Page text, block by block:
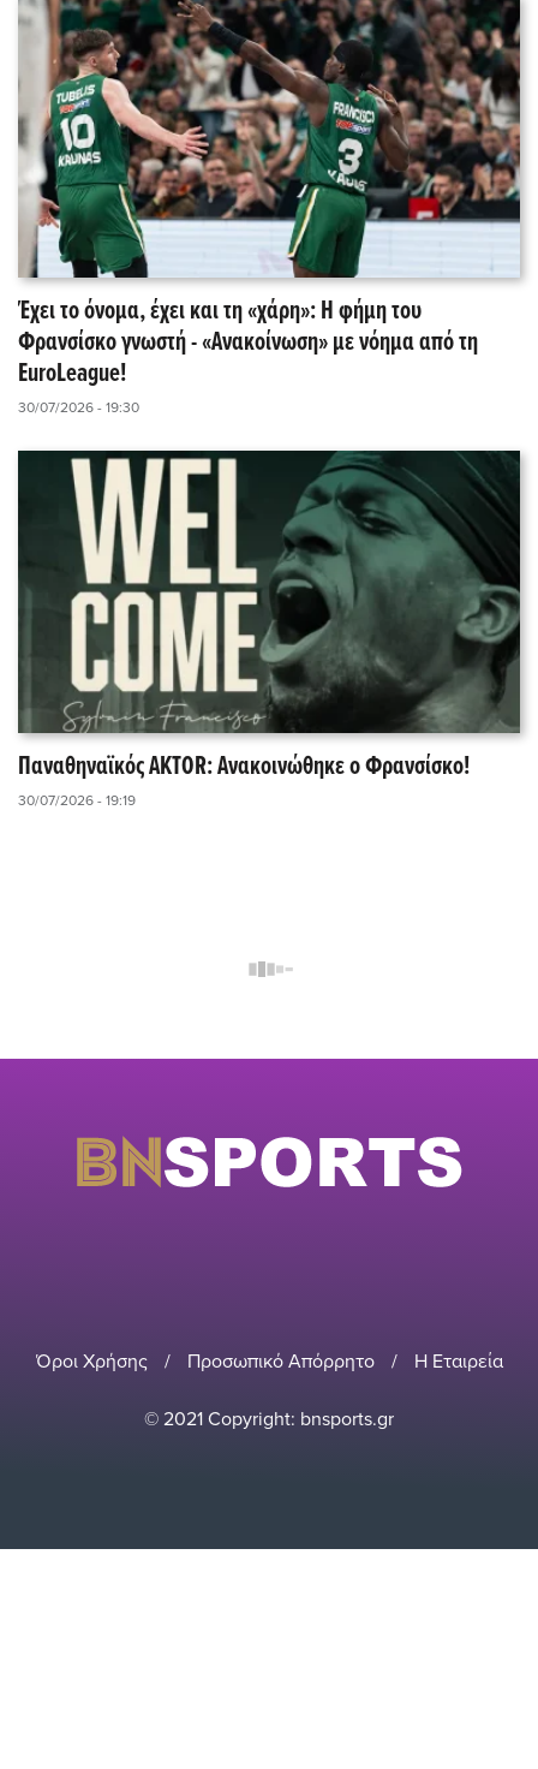
Έχει το όνομα, έχει και τη «χάρη»: Η φήμη του
Φρανσίσκο γνωστή - «Ανακοίνωση» με νόημα από τη
EuroLeague!
30/07/2026 - 19:30
Παναθηναϊκός AKTOR: Ανακοινώθηκε ο Φρανσίσκο!
30/07/2026 - 19:19
Όροι Χρήσης / Προσωπικό Απόρρητο / Η Εταιρεία
© 2021 Copyright: bnsports.gr